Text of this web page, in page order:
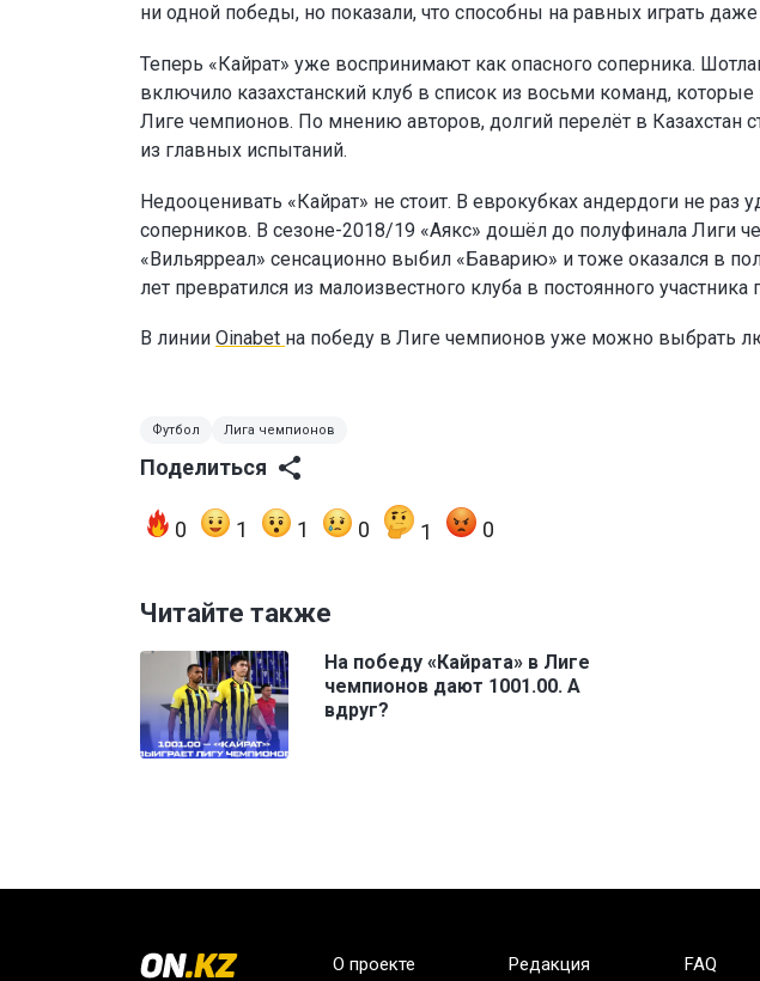
ни одной победы, но показали, что способны на равных играть
Теперь «Кайрат» уже воспринимают как опасного соперника.
включило казахстанский клуб в список из восьми команд,
Лиге чемпионов. По мнению авторов, долгий перелёт в Казахстан
из главных испытаний.
Недооценивать «Кайрат» не стоит. В еврокубках андердоги не
соперников. В сезоне-2018/19 «Аякс» дошёл до полуфинала Лиги
«Вильярреал» сенсационно выбил «Баварию» и тоже оказался в
лет превратился из малоизвестного клуба в постоянного
В линии Oinabet на победу в Лиге чемпионов уже можно выбрать
Футбол Лига чемпионов
Поделиться
0 1 1 0 1 0
Читайте также
На победу «Кайрата» в Лиге
чемпионов дают 1001.00. А
вдруг?
О проекте Редакция FAQ